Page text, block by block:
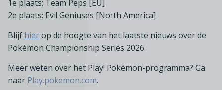
1e plaats: Team Peps [EU]
2e plaats: Evil Geniuses [North America]
Blijf hierop de hoogte van het laatste nieuws over de
Pokémon Championship Series 2026.
Meer weten over het Play! Pokémon-programma? Ga
naar Play.pokemon.com.